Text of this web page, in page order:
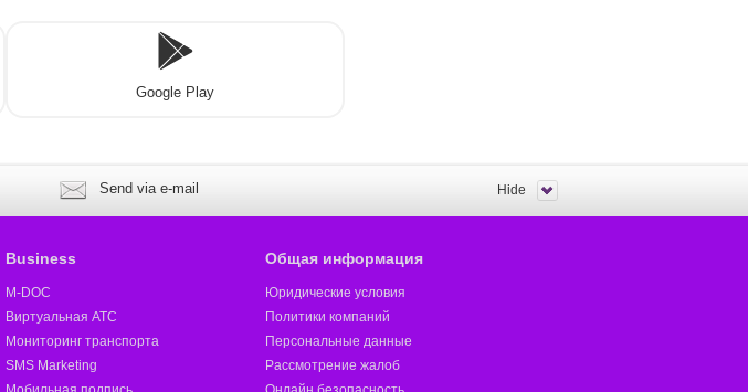
Google Play
Send via e-mail Hide
Business
M-DOC
Виртуальная АТС
Мониторинг транспорта
SMS Marketing
Общая информация
Юридические условия
Политики компаний
Персональные данные
Рассмотрение жалоб